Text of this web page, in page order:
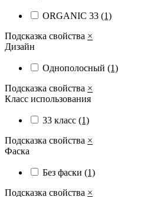
ORGANIC 33 (1)
Подсказка свойства ×
Дизайн
Однополосный (1)
Подсказка свойства ×
Класс использования
33 класс (1)
Подсказка свойства ×
Фаска
Без фаски (1)
Подсказка свойства ×